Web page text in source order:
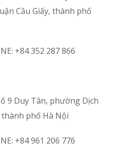
Cầu Giấy, thành phố
+84 352 287 866
9 Duy Tân, phường Dịch
thành phố Hà Nội
+84 961 206 776